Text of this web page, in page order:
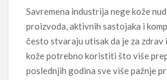
Savremena industrija nege kože
proizvoda, aktivnih sastojaka i
često stvaraju utisak da je za zdrav
kože potrebno koristiti što više
poslednjih godina sve više pažnje